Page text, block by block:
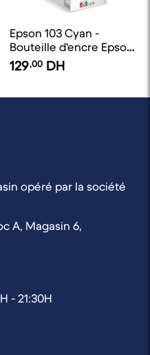
Epson 103 Cyan -
Bouteille d'encre Epson
EcoTank d'origine
129,00 DH
opéré par la société
A, Magasin 6,
- 21:30H